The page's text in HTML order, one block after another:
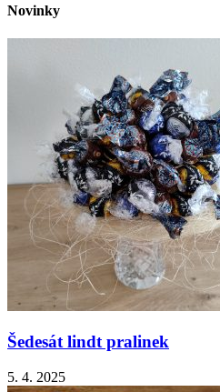
Novinky
Šedesát lindt pralinek
5. 4. 2025